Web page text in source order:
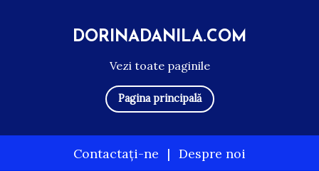
Vezi toate paginile
DORINADANILA.COM
Pagina principală
Contactați-ne | Despre noi